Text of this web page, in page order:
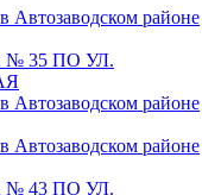
районе
35 ПО УЛ.
районе
районе
43 ПО УЛ.